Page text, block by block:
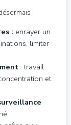
:
: enrayer un
limiter
: travail
et
;